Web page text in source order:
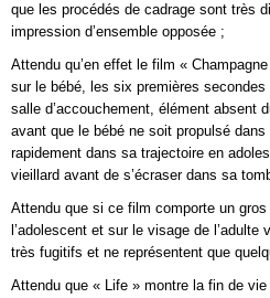
que les procédés de cadrage sont très
impression d’ensemble opposée ;
Attendu qu’en effet le film «
sur le bébé, les six premières
salle d’accouchement, élément absent
avant que le bébé ne soit propulsé
rapidement dans sa trajectoire en
vieillard avant de s’écraser dans sa
Attendu que si ce film comporte un
l’adolescent et sur le visage de
très fugitifs et ne représentent que
Attendu que « Life » montre la fin de